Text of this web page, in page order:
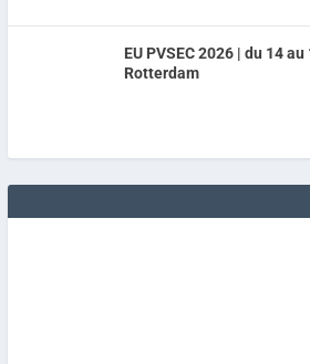
EU PVSEC 2026 | du 14
Rotterdam